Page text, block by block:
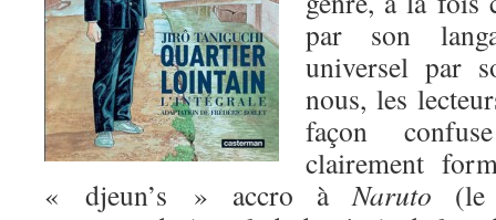
par son
universel par
nous, les
façon
clairement
« djeun’s » accro àNaruto (le